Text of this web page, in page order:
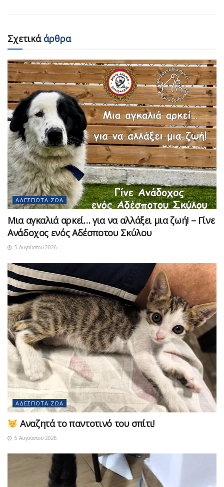
Σχετικάάρθρα
ΑΔΈΣΠΟΤΑ ΖΏΑ
Μια αγκαλιά αρκεί… για να αλλάξει μια ζωή! – Γίνε
Ανάδοχος ενός Αδέσποτου Σκύλου
5 Αυγούστου 2026
ΑΔΈΣΠΟΤΑ ΖΏΑ
Αναζητά το παντοτινό του σπίτι!
5 Αυγούστου 2026